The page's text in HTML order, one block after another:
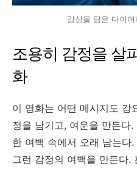
감성을 담은 다이
조용히 감정을 살
화
이 영화는 어떤 메시지도 강
정을 남기고, 여운을 만든다
한 여백 속에서 오래 남는다
그런 감정의 여백을 만든다.